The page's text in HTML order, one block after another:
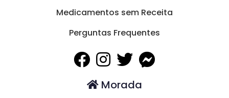
Medicamentos sem Receita
Perguntas Frequentes
Morada